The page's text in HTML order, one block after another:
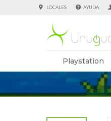
Playstation
LOCALES AYUDA